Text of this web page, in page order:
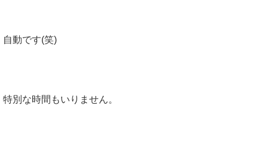
自動です(笑)
特別な時間もいりません。